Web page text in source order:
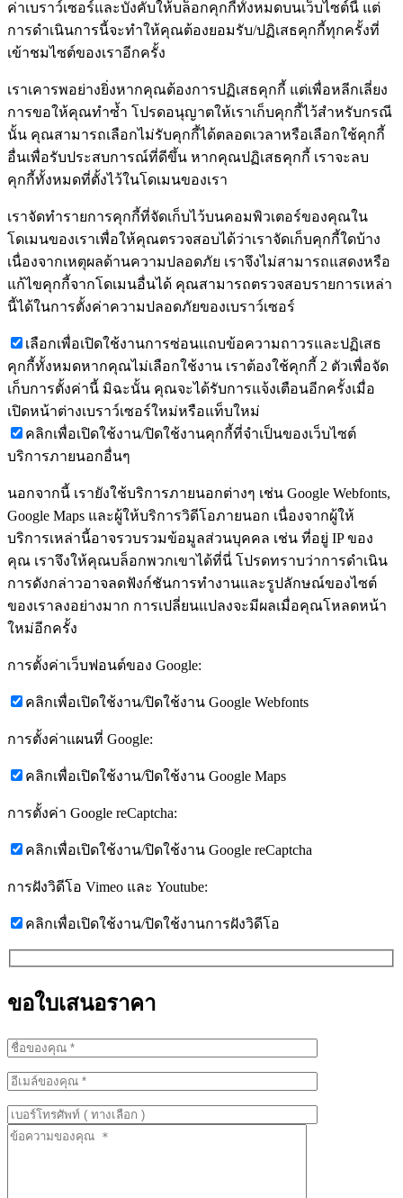
ค่าเบราว์เซอร์และบังคับให้บล็อกคุกกี้ทั้งหมดบนเว็บไซต์นี้ แต่
การดำเนินการนี้จะทำให้คุณต้องยอมรับ/ปฏิเสธคุกกี้ทุกครั้งที่
เข้าชมไซต์ของเราอีกครั้ง
เราเคารพอย่างยิ่งหากคุณต้องการปฏิเสธคุกกี้ แต่เพื่อหลีกเลี่ยง
การขอให้คุณทำซ้ำ โปรดอนุญาตให้เราเก็บคุกกี้ไว้สำหรับกรณี
นั้น คุณสามารถเลือกไม่รับคุกกี้ได้ตลอดเวลาหรือเลือกใช้คุกกี้
อื่นเพื่อรับประสบการณ์ที่ดีขึ้น หากคุณปฏิเสธคุกกี้ เราจะลบ
คุกกี้ทั้งหมดที่ตั้งไว้ในโดเมนของเรา
เราจัดทำรายการคุกกี้ที่จัดเก็บไว้บนคอมพิวเตอร์ของคุณใน
โดเมนของเราเพื่อให้คุณตรวจสอบได้ว่าเราจัดเก็บคุกกี้ใดบ้าง
เนื่องจากเหตุผลด้านความปลอดภัย เราจึงไม่สามารถแสดงหรือ
แก้ไขคุกกี้จากโดเมนอื่นได้ คุณสามารถตรวจสอบรายการเหล่า
นี้ได้ในการตั้งค่าความปลอดภัยของเบราว์เซอร์
เลือกเพื่อเปิดใช้งานการซ่อนแถบข้อความถาวรและปฏิเสธ
คุกกี้ทั้งหมดหากคุณไม่เลือกใช้งาน เราต้องใช้คุกกี้ 2 ตัวเพื่อจัด
เก็บการตั้งค่านี้ มิฉะนั้น คุณจะได้รับการแจ้งเตือนอีกครั้งเมื่อ
เปิดหน้าต่างเบราว์เซอร์ใหม่หรือแท็บใหม่
คลิกเพื่อเปิดใช้งาน/ปิดใช้งานคุกกี้ที่จำเป็นของเว็บไซต์
บริการภายนอกอื่นๆ
นอกจากนี้ เรายังใช้บริการภายนอกต่างๆ เช่น Google Webfonts,
Google Maps และผู้ให้บริการวิดีโอภายนอก เนื่องจากผู้ให้
บริการเหล่านี้อาจรวบรวมข้อมูลส่วนบุคคล เช่น ที่อยู่ IP ของ
คุณ เราจึงให้คุณบล็อกพวกเขาได้ที่นี่ โปรดทราบว่าการดำเนิน
การดังกล่าวอาจลดฟังก์ชันการทำงานและรูปลักษณ์ของไซต์
ของเราลงอย่างมาก การเปลี่ยนแปลงจะมีผลเมื่อคุณโหลดหน้า
ใหม่อีกครั้ง
การตั้งค่าเว็บฟอนต์ของ Google:
คลิกเพื่อเปิดใช้งาน/ปิดใช้งาน Google Webfonts
การตั้งค่าแผนที่ Google:
คลิกเพื่อเปิดใช้งาน/ปิดใช้งาน Google Maps
การตั้งค่า Google reCaptcha:
คลิกเพื่อเปิดใช้งาน/ปิดใช้งาน Google reCaptcha
การฝังวิดีโอ Vimeo และ Youtube:
คลิกเพื่อเปิดใช้งาน/ปิดใช้งานการฝังวิดีโอ
ขอใบเสนอราคา